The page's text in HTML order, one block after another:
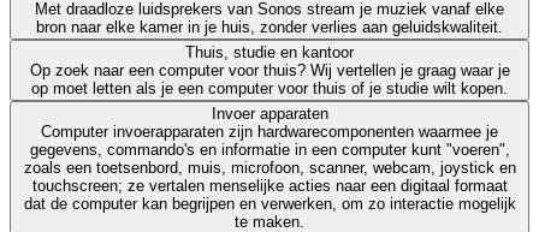
Met draadloze luidsprekers van Sonos stream je muziek vanaf elke
bron naar elke kamer in je huis, zonder verlies aan geluidskwaliteit.
Thuis, studie en kantoor
Op zoek naar een computer voor thuis? Wij vertellen je graag waar je
op moet letten als je een computer voor thuis of je studie wilt kopen.
Invoer apparaten
Computer invoerapparaten zijn hardwarecomponenten waarmee je
gegevens, commando's en informatie in een computer kunt "voeren",
zoals een toetsenbord, muis, microfoon, scanner, webcam, joystick en
touchscreen; ze vertalen menselijke acties naar een digitaal formaat
dat de computer kan begrijpen en verwerken, om zo interactie mogelijk
te maken.